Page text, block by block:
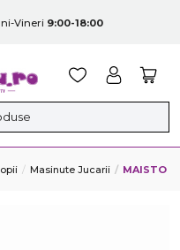
Vineri 9:00-18:00
Masinute Jucarii MAISTO